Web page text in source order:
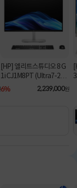
[HP] 엘리트스튜디오 8 G
1i CJ1M8PT (Ultra7-26
5/8GB/512GB/Win11Pr
6% 2,239,000원